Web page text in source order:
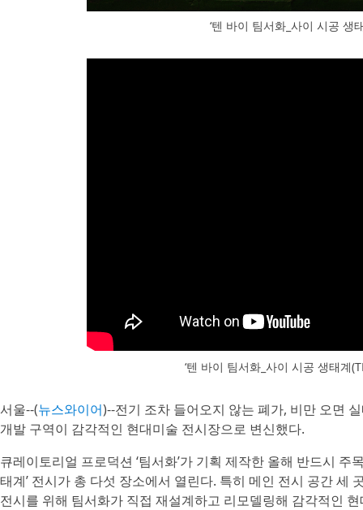
‘텐 바이 팀서화_사이 시공 생
‘텐 바이 팀서화_사이 시공 생태계
서울--(뉴스와이어)--전기 조차 들어오지 않는 폐가, 비만 오면
개발 구역이 감각적인 현대미술 전시장으로 변신했다.
큐레이토리얼 프로덕션 ‘팀서화’가 기획 제작한 올해 반드시
태계’ 전시가 총 다섯 장소에서 열린다. 특히 메인 전시 공간 세
전시를 위해 팀서화가 직접 재설계하고 리모델링해 감각적인